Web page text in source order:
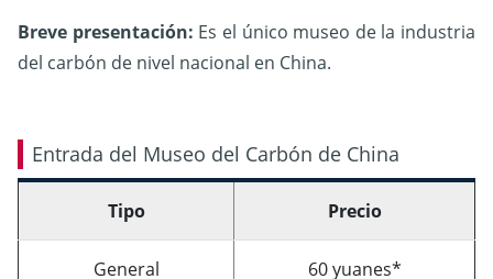
Breve presentación: Es el único museo de la industria
del carbón de nivel nacional en China.
Entrada del Museo del Carbón de China
Tipo Precio
General 60 yuanes*